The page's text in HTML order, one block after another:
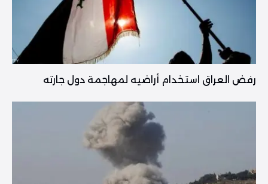
رفض العراق استخدام أراضيه لمهاجمة دول جارته